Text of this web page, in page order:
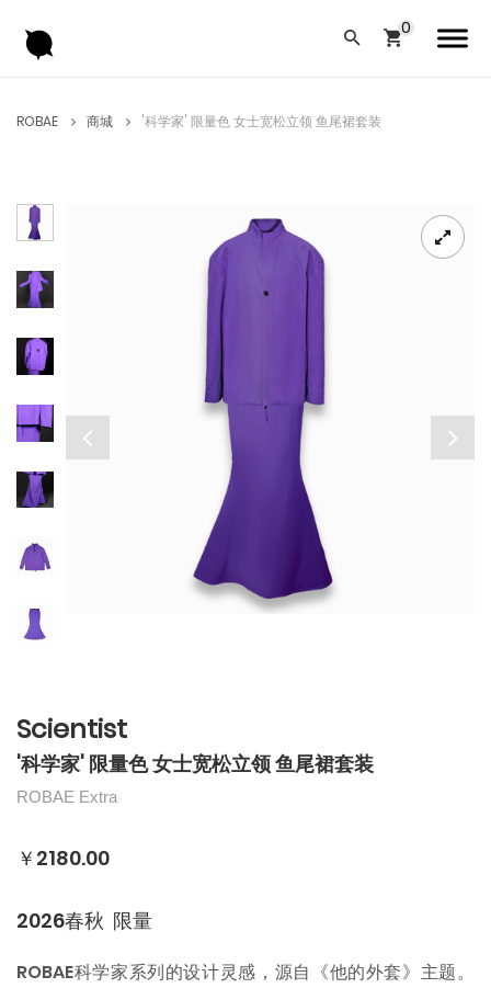
ROBAE 商城 '科学家' 限量色 女士宽松立领 鱼尾裙套装
Scientist
'科学家' 限量色 女士宽松立领 鱼尾裙套装
ROBAE Extra
￥2180.00
2026春秋 限量
ROBAE科学家系列的设计灵感，源自《他的外套》主题。